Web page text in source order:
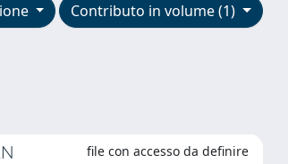
Contributo in volume (1)
file con accesso da definire